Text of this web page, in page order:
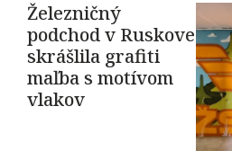
Železničný
podchod v Ruskove
skrášlila grafiti
maľba s motívom
vlakov